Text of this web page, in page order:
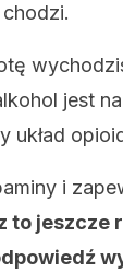
jest
układ
i
to jeszcze